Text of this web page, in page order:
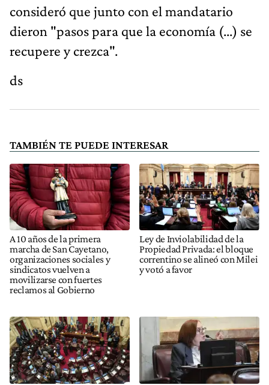
consideró que junto con el mandatario
dieron "pasos para que la economía (...) se
recupere y crezca".
ds
TAMBIÉN TE PUEDE INTERESAR
A 10 años de la primera
marcha de San Cayetano,
organizaciones sociales y
sindicatos vuelven a
movilizarse con fuertes
reclamos al Gobierno
Ley de Inviolabilidad de la
Propiedad Privada: el bloque
correntino se alineó con Milei
y votó a favor